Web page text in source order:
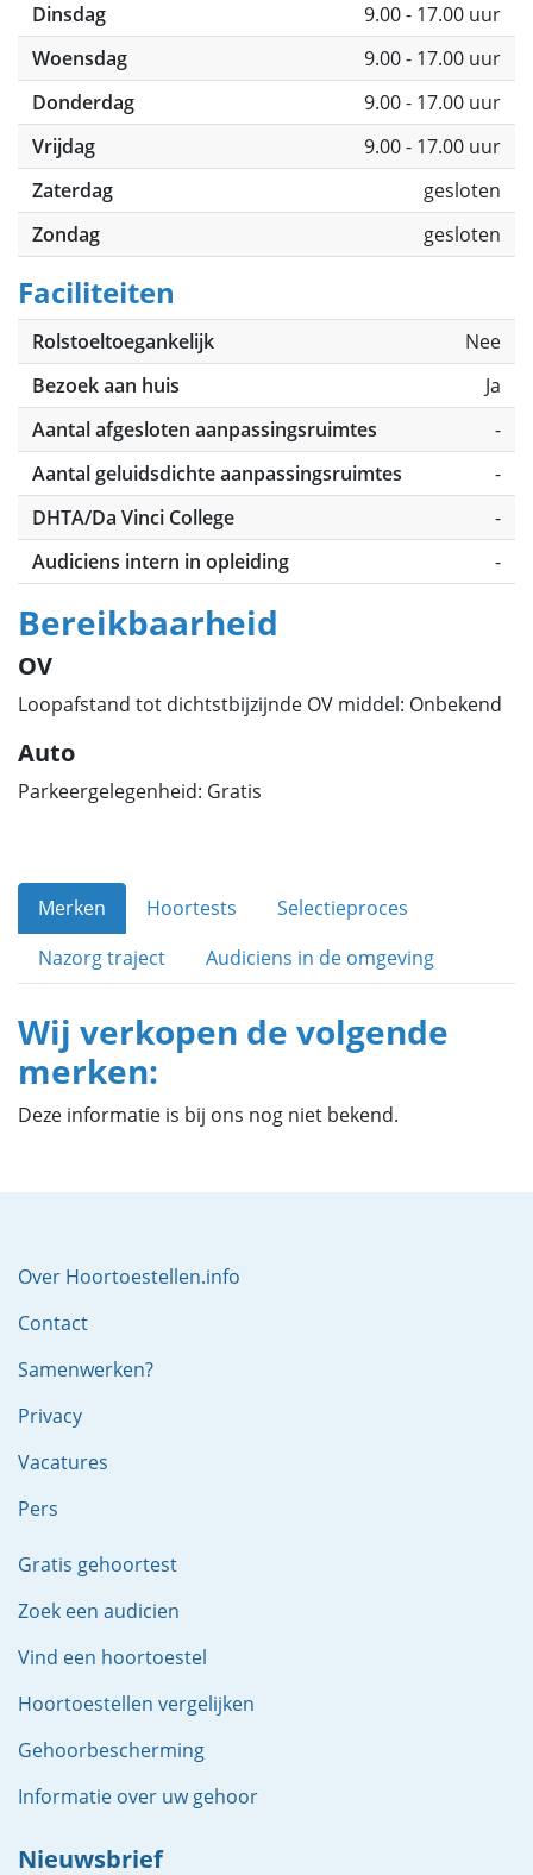
Dinsdag
9.00 - 17.00 uur
Woensdag
9.00 - 17.00 uur
Donderdag
9.00 - 17.00 uur
Vrijdag
9.00 - 17.00 uur
Zaterdag
gesloten
Zondag
gesloten
Faciliteiten
Rolstoeltoegankelijk
Nee
Bezoek aan huis
Ja
Aantal afgesloten aanpassingsruimtes
-
Aantal geluidsdichte aanpassingsruimtes
-
DHTA/Da Vinci College
-
Audiciens intern in opleiding
-
Bereikbaarheid
OV
Loopafstand tot dichtstbijzijnde OV middel: Onbekend
Auto
Parkeergelegenheid: Gratis
Merken Hoortests
Selectieproces
Nazorg traject
Audiciens in de omgeving
Wij verkopen de volgende
merken:
Deze informatie is bij ons nog niet bekend.
Over Hoortoestellen.info
Contact
Samenwerken?
Privacy
Vacatures
Pers
Gratis gehoortest
Zoek een audicien
Vind een hoortoestel
Hoortoestellen vergelijken
Gehoorbescherming
Informatie over uw gehoor
Nieuwsbrief